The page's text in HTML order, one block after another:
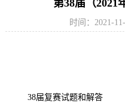
第38届（2021
时间：2021-
38届复赛试题和解答